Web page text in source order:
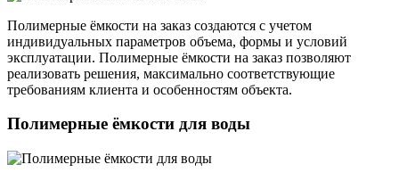
Полимерные ёмкости на заказ создаются с учетом
индивидуальных параметров объема, формы и условий
эксплуатации. Полимерные ёмкости на заказ позволяют
реализовать решения, максимально соответствующие
требованиям клиента и особенностям объекта.
Полимерные ёмкости для воды